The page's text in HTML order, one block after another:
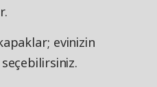
evinizin